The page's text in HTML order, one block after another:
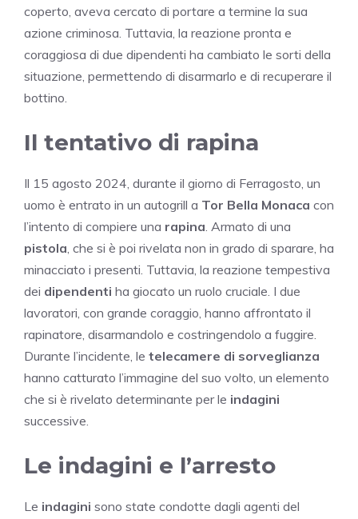
coperto, aveva cercato di portare a termine la sua
azione criminosa. Tuttavia, la reazione pronta e
coraggiosa di due dipendenti ha cambiato le sorti della
situazione, permettendo di disarmarlo e di recuperare il
bottino.
Il tentativo di rapina
Il 15 agosto 2024, durante il giorno di Ferragosto, un
uomo è entrato in un autogrill a Tor Bella Monaca con
l’intento di compiere una rapina. Armato di una
pistola, che si è poi rivelata non in grado di sparare, ha
minacciato i presenti. Tuttavia, la reazione tempestiva
dei dipendenti ha giocato un ruolo cruciale. I due
lavoratori, con grande coraggio, hanno affrontato il
rapinatore, disarmandolo e costringendolo a fuggire.
Durante l’incidente, le telecamere di sorveglianza
hanno catturato l’immagine del suo volto, un elemento
che si è rivelato determinante per le indagini
successive.
Le indagini e l’arresto
Le indagini sono state condotte dagli agenti del